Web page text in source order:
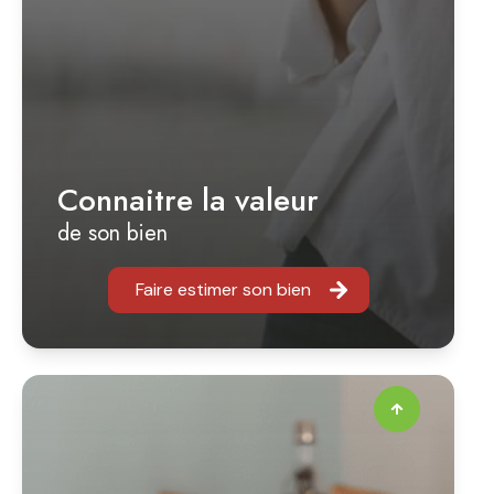
Connaitre la valeur
de son bien
Faire estimer son bien